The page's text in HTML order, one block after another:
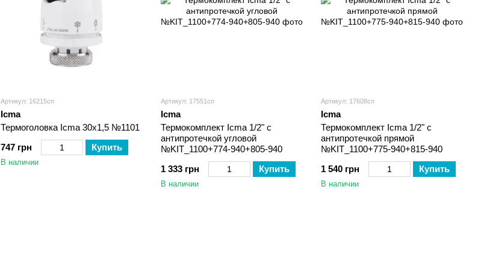
Артикул: 16215сп
Icma
Термоголовка Icma 30х1,5 №1101
747 грн
Купить
В наличии
Артикул: 17551сп
Icma
Термокомплект Icma 1/2" с
антипротечкой угловой
№KIT_1100+774-940+805-940
1 333 грн
Купить
В наличии
Артикул: 17608сп
Icma
Термокомплект Icma 1/2" с
антипротечкой прямой
№KIT_1100+775-940+815-940
1 540 грн
Купить
В наличии